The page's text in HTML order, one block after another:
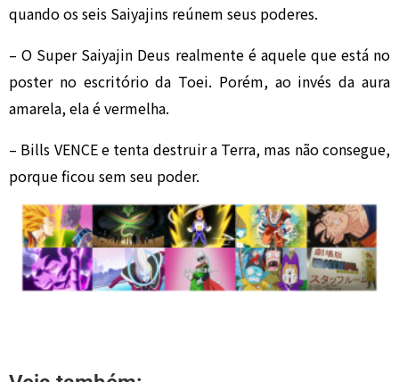
quando os seis Saiyajins reúnem seus poderes.
– O Super Saiyajin Deus realmente é aquele que está no
poster no escritório da Toei. Porém, ao invés da aura
amarela, ela é vermelha.
– Bills VENCE e tenta destruir a Terra, mas não consegue,
porque ficou sem seu poder.